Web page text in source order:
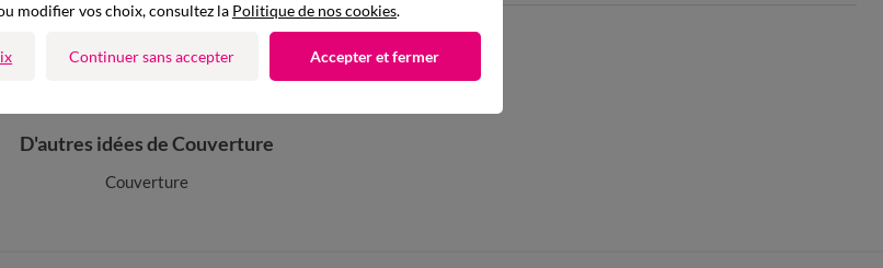
D'autres idées de Couverture
Couverture
modifier vos choix, consultez la Politique de nos cookies.
Continuer sans accepter Accepter et fermer